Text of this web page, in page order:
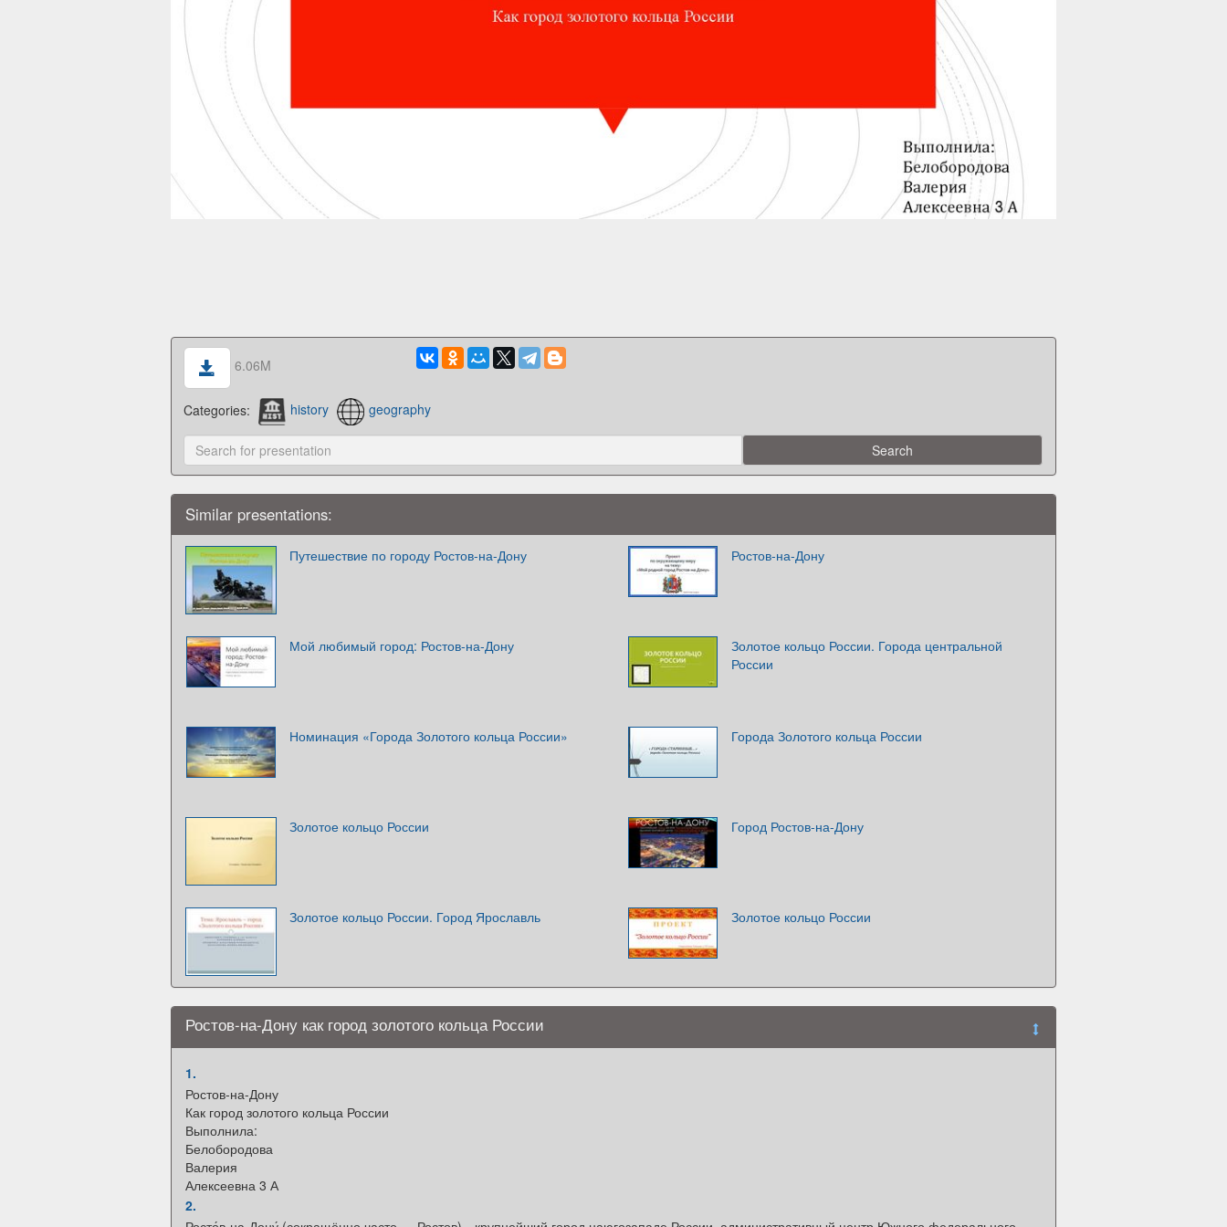
6.06M
Categories: history geography
Similar presentations:
Путешествие по городу Ростов-на-Дону Ростов-на-Дону
Мой любимый город: Ростов-на-Дону
Золотое кольцо России. Города центральной
России
Номинация «Города Золотого кольца России» Города Золотого кольца России
Золотое кольцо России Город Ростов-на-Дону
Золотое кольцо России. Город Ярославль Золотое кольцо России
Ростов-на-Дону как город золотого кольца России
1.
Ростов-на-Дону
Как город золотого кольца России
Выполнила:
Белобородова
Валерия
Алексеевна 3 А
2.